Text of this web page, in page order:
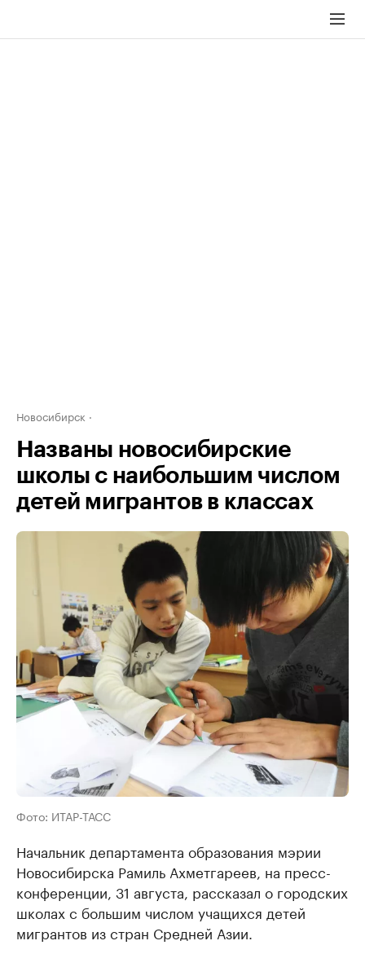
Новосибирск
Названы новосибирские
школы с наибольшим числом
детей мигрантов в классах
Фото: ИТАР-ТАСС
Начальник департамента образования мэрии
Новосибирска Рамиль Ахметгареев, на пресс-
конференции, 31 августа, рассказал о городских
школах с большим числом учащихся детей
мигрантов из стран Средней Азии.